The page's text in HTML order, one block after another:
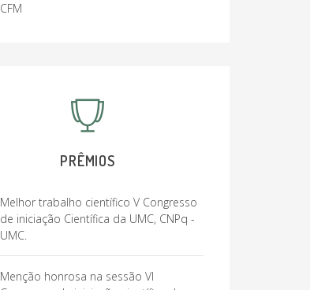
CFM
PRÊMIOS
Melhor trabalho científico V Congresso
de iniciação Científica da UMC, CNPq -
UMC.
Menção honrosa na sessão VI